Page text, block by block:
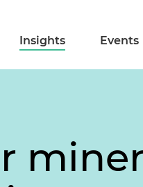
Insights Events